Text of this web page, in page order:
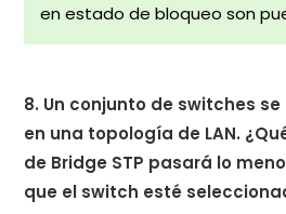
en estado de bloqueo son
8. Un conjunto de switches
en una topología de LAN.
de Bridge STP pasará lo
que el switch esté